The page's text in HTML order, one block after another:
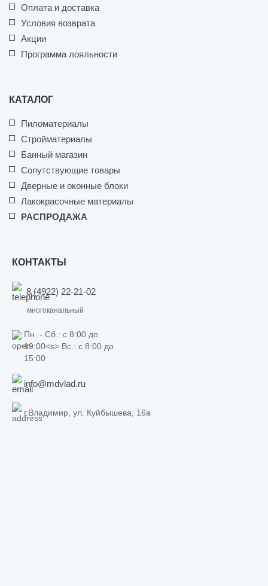
Оплата и доставка
Условия возврата
Акции
Программа лояльности
КАТАЛОГ
Пиломатериалы
Стройматериалы
Банный магазин
Сопутствующие товары
Дверные и оконные блоки
Лакокрасочные материалы
РАСПРОДАЖА
КОНТАКТЫ
8 (4922) 22-21-02
многоканальный
Пн. - Сб.: c 8:00 до
19:00<s> Вс.: c 8:00 до
15:00
info@mdvlad.ru
г.Владимир, ул. Куйбышева, 16а